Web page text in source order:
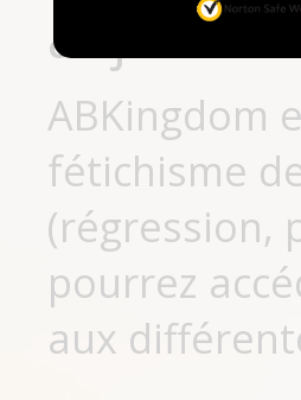
ABKingdom
fétichisme
(régression,
pourrez
aux